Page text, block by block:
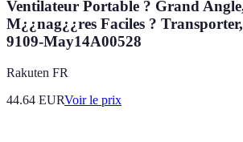
Ventilateur Portable ? Grand
M¿¿nag¿¿res Faciles ?
9109-May14A00528
Rakuten FR
44.64 EURVoir le prix